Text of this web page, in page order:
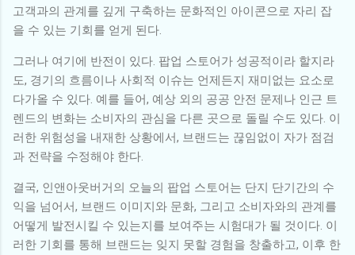
고객과의 관계를 깊게 구축하는 문화적인 아이콘으로 자리 잡
을 수 있는 기회를 얻게 된다.
그러나 여기에 반전이 있다. 팝업 스토어가 성공적이라 할지라
도, 경기의 흐름이나 사회적 이슈는 언제든지 재미없는 요소로
다가올 수 있다. 예를 들어, 예상 외의 공공 안전 문제나 인근 트
렌드의 변화는 소비자의 관심을 다른 곳으로 돌릴 수도 있다. 이
러한 위험성을 내재한 상황에서, 브랜드는 끊임없이 자가 점검
과 전략을 수정해야 한다.
결국, 인앤아웃버거의 오늘의 팝업 스토어는 단지 단기간의 수
익을 넘어서, 브랜드 이미지와 문화, 그리고 소비자와의 관계를
어떻게 발전시킬 수 있는지를 보여주는 시험대가 될 것이다. 이
러한 기회를 통해 브랜드는 잊지 못할 경험을 창출하고, 이후 한